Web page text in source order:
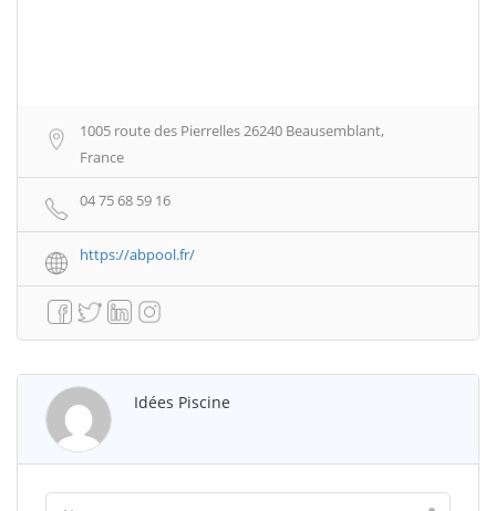
1005 route des Pierrelles 26240 Beausemblant,
France
04 75 68 59 16
https://abpool.fr/
Idées Piscine